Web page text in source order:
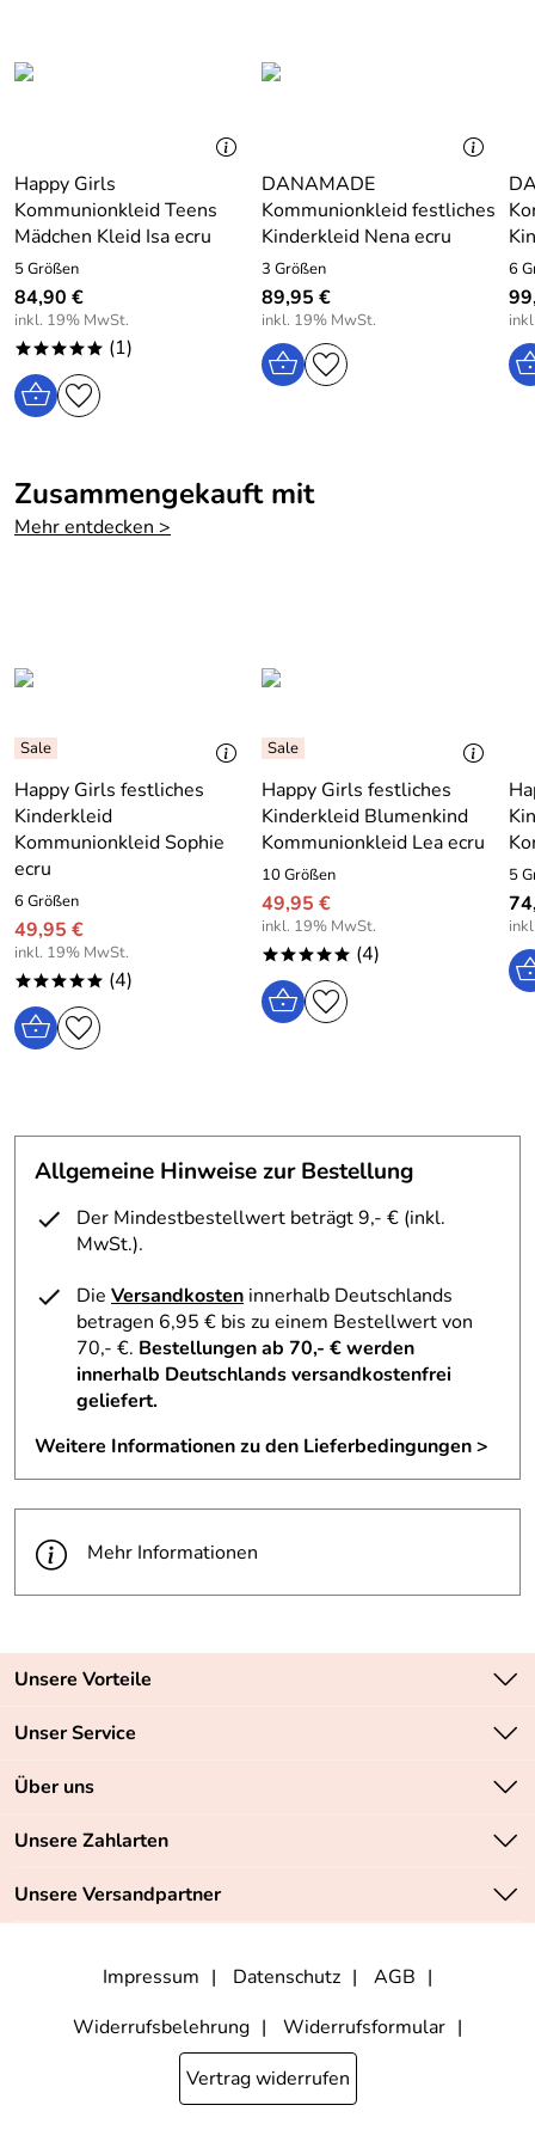
Happy Girls
Kommunionkleid Teens
Mädchen Kleid Isa ecru
5 Größen
84,90 €
inkl. 19% MwSt.
***** (1)
DANAMADE
Kommunionkleid festliches
Kinderkleid Nena ecru
3 Größen
89,95 €
inkl. 19% MwSt.
6
Zusammengekauft mit
Mehr entdecken >
Happy Girls festliches
Kinderkleid
Kommunionkleid Sophie
ecru
6 Größen
49,95 €
inkl. 19% MwSt.
***** (4)
Happy Girls festliches
Kinderkleid Blumenkind
Kommunionkleid Lea ecru
10 Größen
49,95 €
inkl. 19% MwSt.
***** (4)
5
Allgemeine Hinweise zur Bestellung
Der Mindestbestellwert beträgt 9,- € (inkl.
MwSt.).
Die Versandkosten innerhalb Deutschlands
betragen 6,95 € bis zu einem Bestellwert von
70,- €. Bestellungen ab 70,- € werden
innerhalb Deutschlands versandkostenfrei
geliefert.
Weitere Informationen zu den Lieferbedingungen >
Mehr Informationen
Unsere Vorteile
Zahlungsarten: Vorkasse, PayPal, PayPal Express
Unser Service
Kontakt
Retourenabwicklung
Lieferbedingungen
Über uns
Unsere Bestseller
Neu
Unsere Zahlarten
Unsere Versandpartner
Impressum Datenschutz
AGB
Widerrufsbelehrung
Widerrufsformular
Vertrag widerrufen